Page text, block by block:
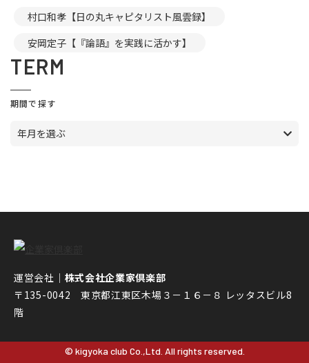
村口和孝【日の丸キャピタリスト風雲録】
安岡定子【『論語』を実践に活かす】
TERM
期間で探す
年月を選ぶ
運営会社｜ 株式会社企業家倶楽部
〒135-0042 東京都江東区木場３－１６－８ レッタスビル8
階
© kigyoka club Co.,Ltd. All rights reserved.